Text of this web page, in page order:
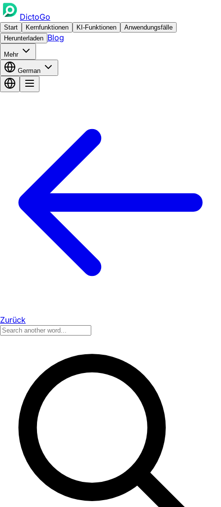
DictoGo
Start Kernfunktionen KI-Funktionen
Anwendungsfälle
Herunterladen Blog
Mehr
German
Zurück